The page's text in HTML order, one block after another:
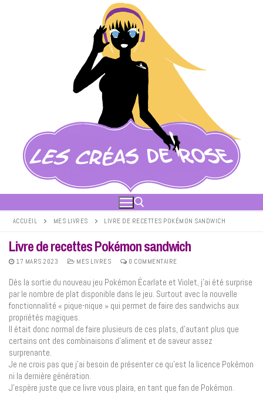
ACCUEIL MES LIVRES LIVRE DE RECETTES POKÉMON SANDWICH
Livre de recettes Pokémon sandwich
17 MARS 2023 MES LIVRES 0 COMMENTAIRE
Dès la sortie du nouveau jeu Pokémon Écarlate et Violet, j’ai été surprise
par le nombre de plat disponible dans le jeu. Surtout avec la nouvelle
fonctionnalité « pique-nique » qui permet de faire des sandwichs aux
propriétés magiques.
Il était donc normal de faire plusieurs de ces plats, d’autant plus que
certains ont des combinaisons d’aliment et de saveur assez
surprenante.
Je ne crois pas que j’ai besoin de présenter ce qu’est la licence Pokémon
ni la dernière génération.
J’espère juste que ce livre vous plaira, en tant que fan de Pokémon.